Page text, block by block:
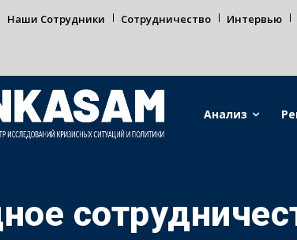
Наши Сотрудники Сотрудничество Интервью
Анализ